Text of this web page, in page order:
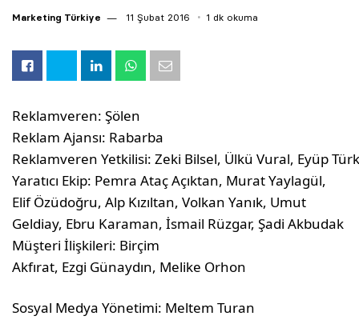
Marketing Türkiye 11 Şubat 2016 1 dk okuma
Reklamveren: Şölen
Reklam Ajansı: Rabarba
Reklamveren Yetkilisi: Zeki Bilsel, Ülkü Vural, Eyüp
Yaratıcı Ekip: Pemra Ataç Açıktan, Murat Yaylagül,
Elif Özüdoğru, Alp Kızıltan, Volkan Yanık, Umut
Geldiay, Ebru Karaman, İsmail Rüzgar, Şadi Akbudak
Müşteri İlişkileri: Birçim
Akfırat, Ezgi Günaydın, Melike Orhon
Sosyal Medya Yönetimi: Meltem Turan